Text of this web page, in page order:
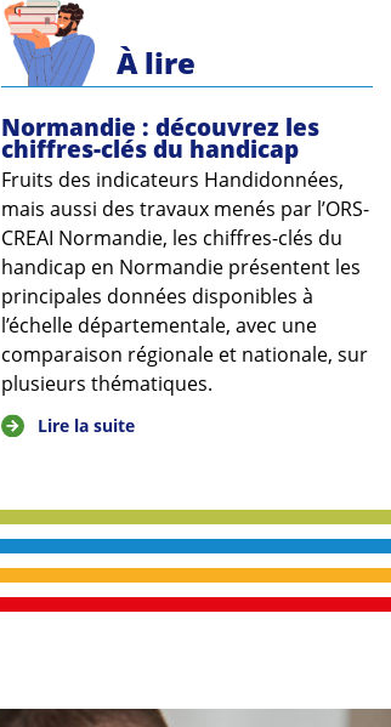
À lire
Normandie : découvrez les
chiffres-clés du handicap
Fruits des indicateurs Handidonnées,
mais aussi des travaux menés par l’ORS-
CREAI Normandie, les chiffres-clés du
handicap en Normandie présentent les
principales données disponibles à
l’échelle départementale, avec une
comparaison régionale et nationale, sur
plusieurs thématiques.
Lire la suite